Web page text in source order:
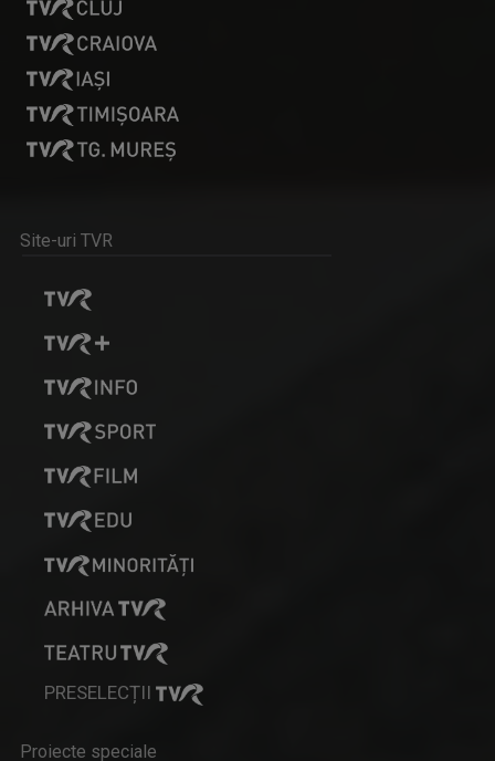
Site-uri TVR
PRESELECȚII
Proiecte speciale